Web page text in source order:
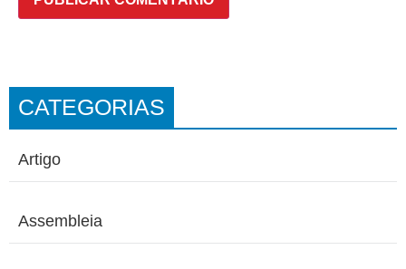
CATEGORIAS
Artigo
Assembleia